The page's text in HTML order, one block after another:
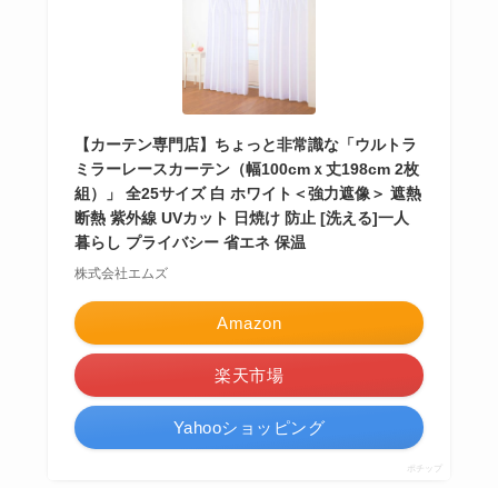
【カーテン専門店】ちょっと非常識な「ウルトラ
ミラーレースカーテン（幅100cmｘ丈198cm 2枚
組）」 全25サイズ 白 ホワイト＜強力遮像＞ 遮熱
断熱 紫外線 UVカット 日焼け 防止 [洗える]一人
暮らし プライバシー 省エネ 保温
株式会社エムズ
Amazon
楽天市場
Yahooショッピング
ポチップ